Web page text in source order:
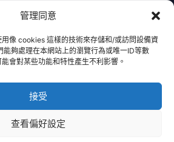
管理同意
像 cookies 這樣的技術來存儲和/或訪問設備資
能夠處理在本網站上的瀏覽行為或唯一ID等數
會對某些功能和特性產生不利影響。
接受
查看偏好設定
授權協議（EN）
條款與條件
解除安裝
Cookie政策
Nabla Mind· 保留所有權利。